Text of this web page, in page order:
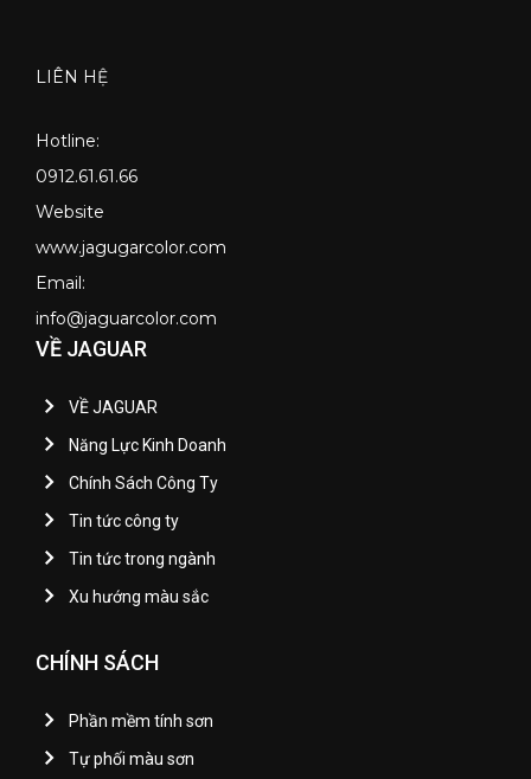
LIÊN HỆ
Hotline:
0912.61.61.66
Website
www.jagugarcolor.com
Email:
info@jaguarcolor.com
VỀ JAGUAR
VỀ JAGUAR
Năng Lực Kinh Doanh
Chính Sách Công Ty
Tin tức công ty
Tin tức trong ngành
Xu hướng màu sắc
CHÍNH SÁCH
Phần mềm tính sơn
Tự phối màu sơn